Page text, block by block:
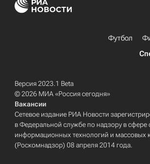
Футбол
Версия 2023.1 Beta
© 2026 МИА «Россия сегодня»
Вакансии
Сетевое издание РИА Новости
в Федеральной службе по надзору в сфере
информационных технологий и массовых
(Роскомнадзор) 08 апреля 2014 года.